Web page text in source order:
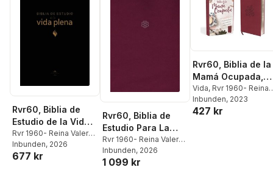
Rvr60, Biblia de
Estudio de la Vida
Plena, Edición
Clásica, Piel
Fabricada, Negro,
Rvr 1960- Reina Valera
1960,Vida
Inbunden, 2026
677 kr
Rvr60, Biblia de
Estudio Para La
Mujer, Leathersoft,
Orquídea, Con
Índice, Interior a
Rvr 1960- Reina Valera
1960,Vida ,Dorothy
Kelley Patterson
Inbunden, 2026
1 099 kr
Rvr60, Biblia de la
Mamá Ocupada,
Leathersoft,
Magenta,
de Jesús En Rojo,
Vida, Rvr 1960- Reina
Valera 1960
Inbunden, 2023
427 kr